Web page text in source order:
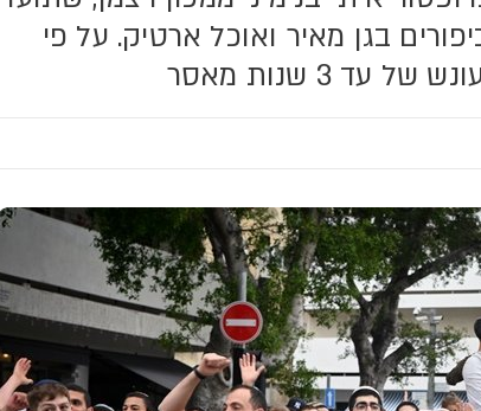
בגן מאיר ואוכל ארטיק. על פי
3 שנות מאסר